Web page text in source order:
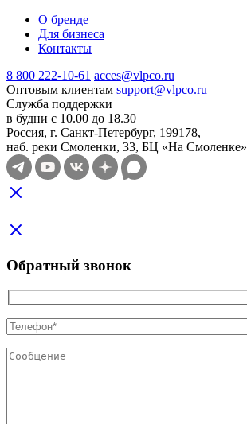
О бренде
Для бизнеса
Контакты
8 800 222-10-61 acces@vlpco.ru
Оптовым клиентам support@vlpco.ru
Служба поддержки
в будни с 10.00 до 18.30
Россия, г. Санкт-Петербург, 199178,
наб. реки Смоленки, 33, БЦ «На Смоленке»
Обратный звонок